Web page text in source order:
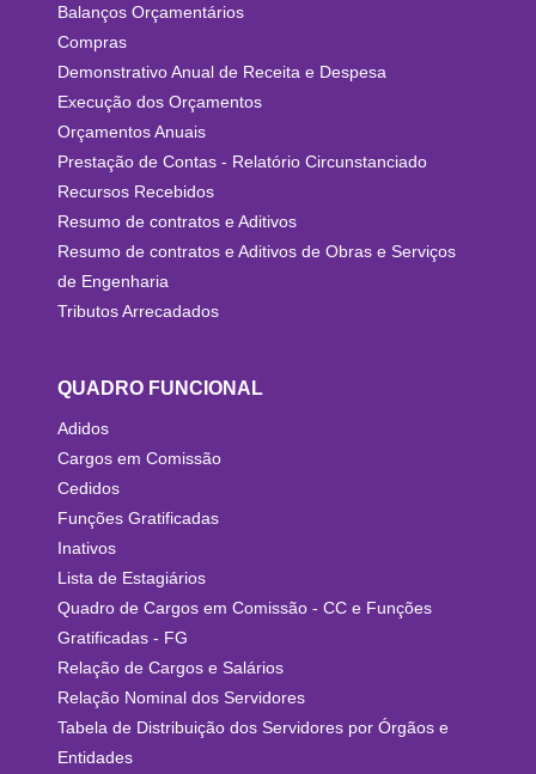
Balanços Orçamentários
Compras
Demonstrativo Anual de Receita e Despesa
Execução dos Orçamentos
Orçamentos Anuais
Prestação de Contas - Relatório Circunstanciado
Recursos Recebidos
Resumo de contratos e Aditivos
Resumo de contratos e Aditivos de Obras e Serviços
de Engenharia
Tributos Arrecadados
QUADRO FUNCIONAL
Adidos
Cargos em Comissão
Cedidos
Funções Gratificadas
Inativos
Lista de Estagiários
Quadro de Cargos em Comissão - CC e Funções
Gratificadas - FG
Relação de Cargos e Salários
Relação Nominal dos Servidores
Tabela de Distribuição dos Servidores por Órgãos e
Entidades